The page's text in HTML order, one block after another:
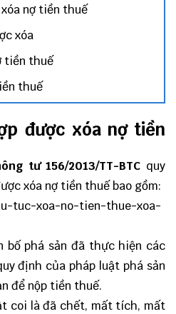
nợ tiền thuế
xóa
tiền thuế
thuế
được xóa nợ tiền
tư 156/2013/TT-BTC quy
xóa nợ tiền thuế bao gồm:
bố phá sản đã thực hiện các
định của pháp luật phá sản
để nộp tiền thuế.
coi là đã chết, mất tích, mất